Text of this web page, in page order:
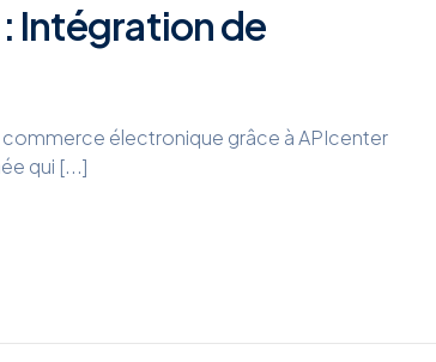
Intégration de
électronique grâce à APIcenter
qui [...]